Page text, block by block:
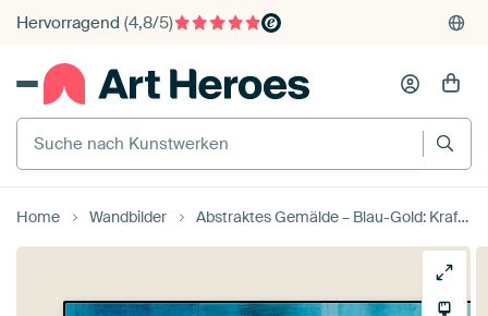
Hervorragend (4,8/5)
375.000+ Wände gefüllt
Kostenloser Versand
Kauf auf Rechnung
Suche nach Kunstwerken
Home Wandbilder Abstraktes Gemälde – Blau-Gold: Kraftvoll und elegant